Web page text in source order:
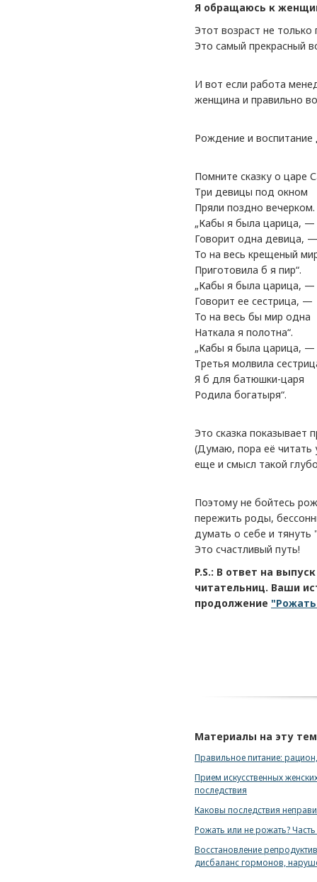
Я обращаюсь к
Этот возраст не
Это самый прекрасный
И вот если работа
женщина и правильно
Рождение и
Помните сказку о царе
Три девицы под окном
Пряли поздно вечерком.
„Кабы я была царица, —
Говорит одна девица, —
То на весь крещеный
Приготовила б я пир“.
„Кабы я была царица, —
Говорит ее сестрица, —
То на весь бы мир одна
Наткала я полотна“.
„Кабы я была царица, —
Третья молвила
Я б для батюшки-царя
Родила богатыря“.
Это сказка показывает
(Думаю, пора её читать
еще и смысл такой
Поэтому не бойтесь
пережить роды,
думать о себе и
Это счастливый путь!
P.S.: В ответ на
читательниц. Ваши
продолжение
Материалы на эту
Правильное питание:
Прием искусственных
последствия
Каковы последствия
Рожать или не рожать?
Восстановление
дисбаланс гормонов,